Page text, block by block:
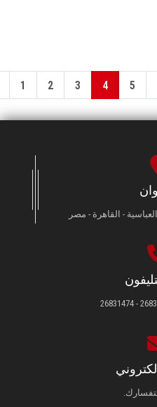
1 2 3 4 5
- القاهرة - مصر